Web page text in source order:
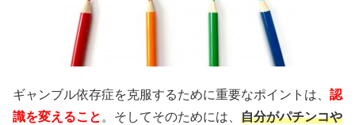
ギャンブル依存症を克服するために重要なポイントは、 認
識を変えること。そしてそのためには、 自分がパチンコや